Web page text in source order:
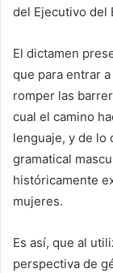
del Ejecutivo del
El dictamen
que para entrar
romper las
cual el camino
lenguaje, y de lo
gramatical
históricamente
mujeres.
Es así, que al
perspectiva de